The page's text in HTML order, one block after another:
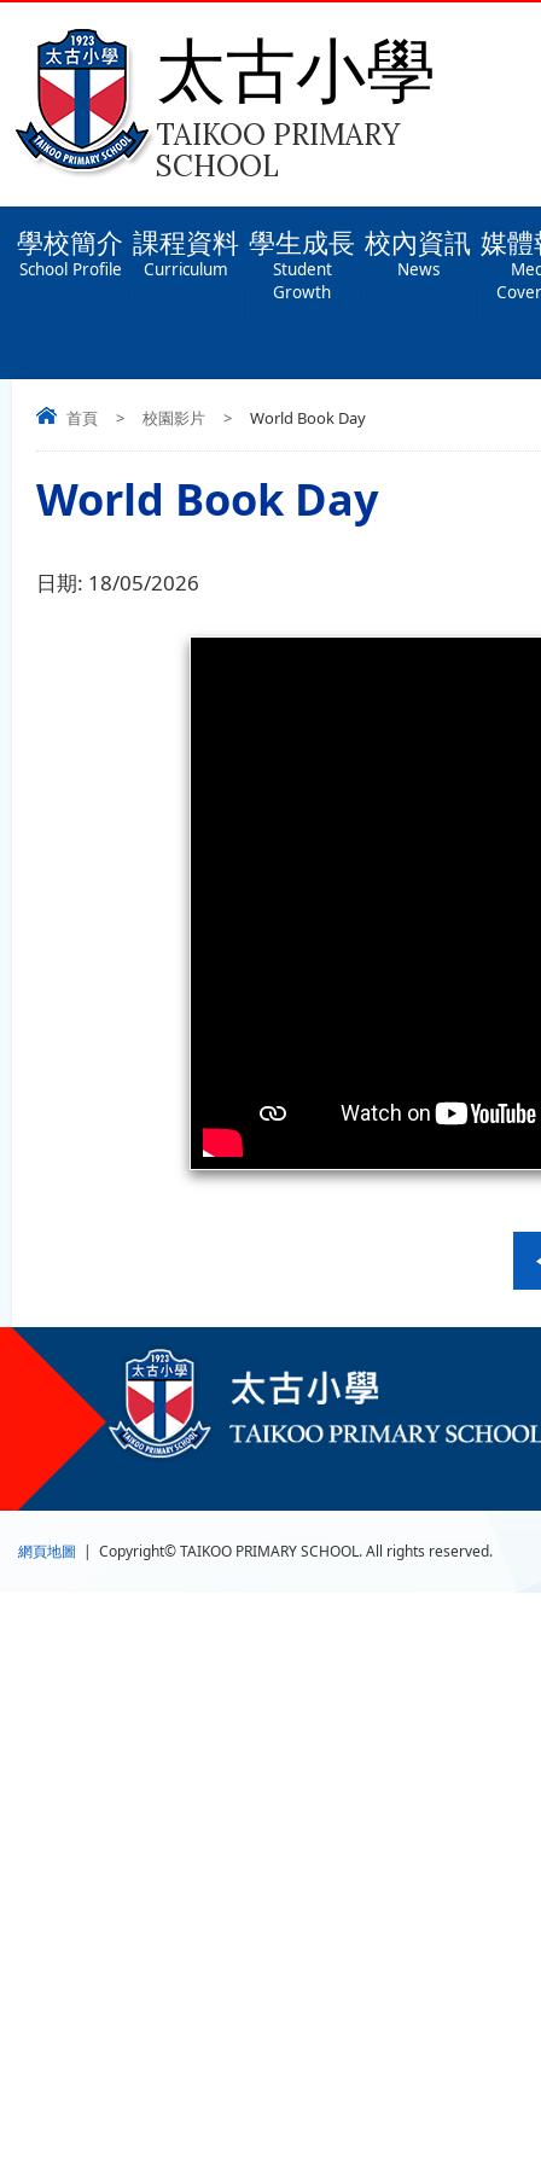
太古小學
TAIKOO PRIMARY
SCHOOL
學校簡介
School Profile
課程資料
Curriculum
學生成長
Student
Growth
校內資訊
News
媒
首頁 > 校園影片 > World Book Day
World Book Day
日期: 18/05/2026
網頁地圖 | Copyright© TAIKOO PRIMARY SCHOOL. All rights reserved.